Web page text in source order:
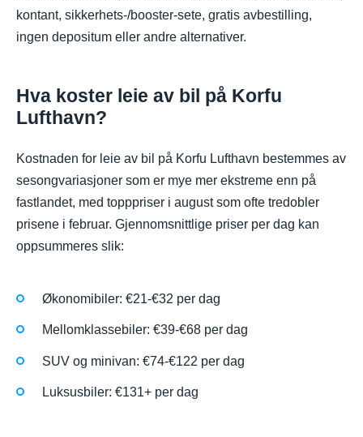
kontant, sikkerhets-/booster-sete, gratis avbestilling,
ingen depositum eller andre alternativer.
Hva koster leie av bil på Korfu
Lufthavn?
Kostnaden for leie av bil på Korfu Lufthavn bestemmes av
sesongvariasjoner som er mye mer ekstreme enn på
fastlandet, med topppriser i august som ofte tredobler
prisene i februar. Gjennomsnittlige priser per dag kan
oppsummeres slik:
Økonomibiler: €21-€32 per dag
Mellomklassebiler: €39-€68 per dag
SUV og minivan: €74-€122 per dag
Luksusbiler: €131+ per dag